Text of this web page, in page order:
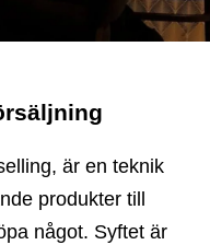
är en teknik
produkter till
något. Syftet är